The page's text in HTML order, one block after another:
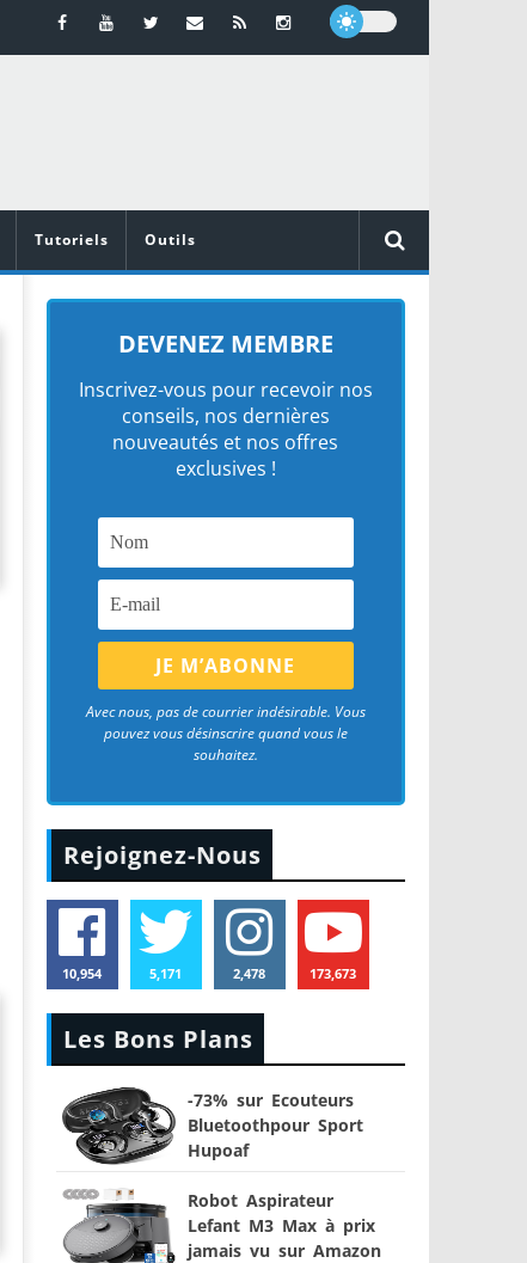
Tutoriels Outils
DEVENEZ MEMBRE
Inscrivez-vous pour recevoir nos
conseils, nos dernières
nouveautés et nos offres
exclusives !
Avec nous, pas de courrier indésirable. Vous
pouvez vous désinscrire quand vous le
souhaitez.
Rejoignez-Nous
10,954 5,171 2,478 173,673
Les Bons Plans
-73% sur Ecouteurs
Bluetoothpour Sport
Hupoaf
Robot Aspirateur
Lefant M3 Max à prix
jamais vu sur Amazon